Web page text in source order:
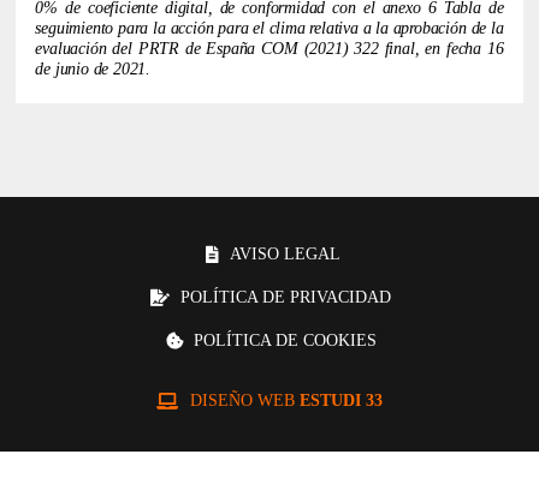
0% de coeficiente digital, de conformidad con el anexo 6 ​​Tabla de
seguimiento para la acción para el clima relativa a la aprobación de la
evaluación del PRTR de España COM (2021) 322 final, en fecha 16
de junio de 2021.
AVISO LEGAL
POLÍTICA DE PRIVACIDAD
POLÍTICA DE COOKIES
DISEÑO WEB ESTUDI 33